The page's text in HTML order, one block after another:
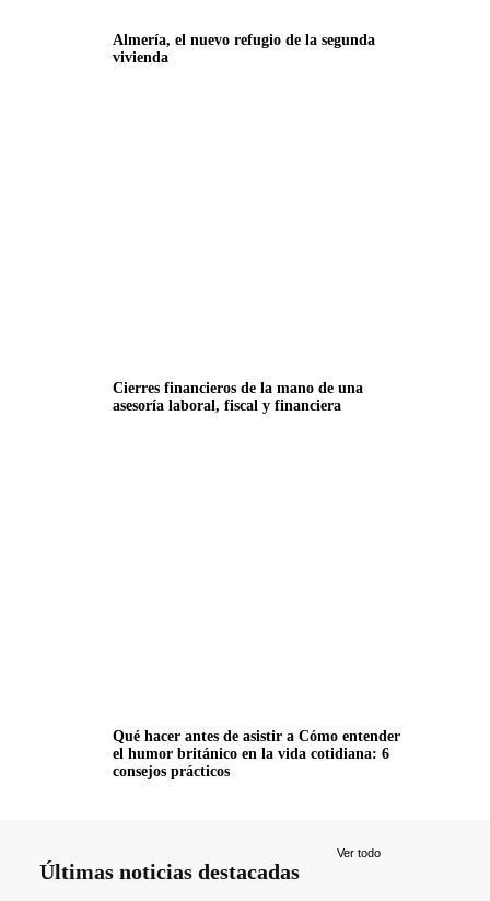
Almería, el nuevo refugio de la segunda
vivienda
Cierres financieros de la mano de una
asesoría laboral, fiscal y financiera
Qué hacer antes de asistir a Cómo entender
el humor británico en la vida cotidiana: 6
consejos prácticos
Últimas noticias destacadas
Ver todo